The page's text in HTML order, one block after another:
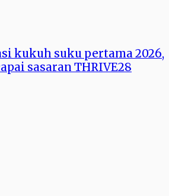
kukuh suku pertama 2026,
sasaran THRIVE28